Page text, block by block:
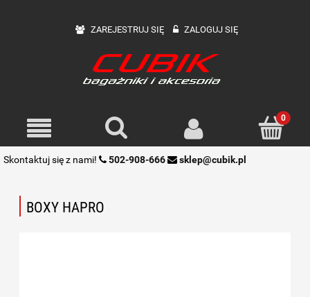
ZAREJESTRUJ SIĘ ZALOGUJ SIĘ
Skontaktuj się z nami! 502-908-666 sklep@cubik.pl
BOXY HAPRO